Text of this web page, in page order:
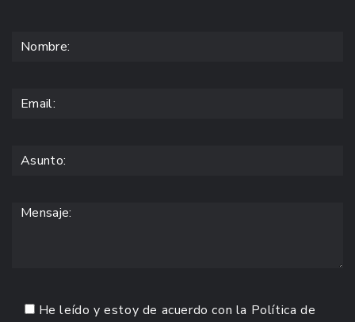
He leído y estoy de acuerdo con la Política de